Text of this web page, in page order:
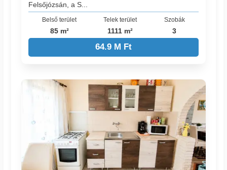
Felsőjózsán, a S...
Belső terület
85 m²
Telek terület
1111 m²
Szobák
3
64.9 M Ft